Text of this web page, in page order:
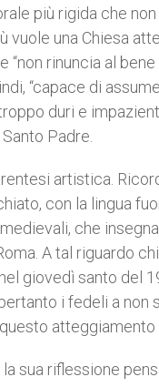
più rigida che
vuole una Chiesa
“non rinuncia al
“capace di
duri e
Padre.
artistica.
con la lingua
medievali, che
A tal riguardo
giovedì santo del
i fedeli a
atteggiamento
sua riflessione